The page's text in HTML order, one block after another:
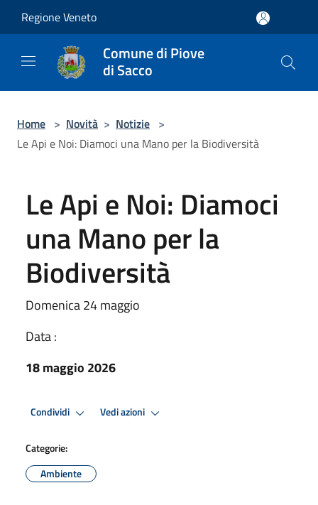
Regione Veneto
Comune di Piove
di Sacco
Home > Novità > Notizie >
Le Api e Noi: Diamoci una Mano per la Biodiversità
Le Api e Noi: Diamoci
una Mano per la
Biodiversità
Domenica 24 maggio
Data :
18 maggio 2026
Condividi Vedi azioni
Categorie:
Ambiente